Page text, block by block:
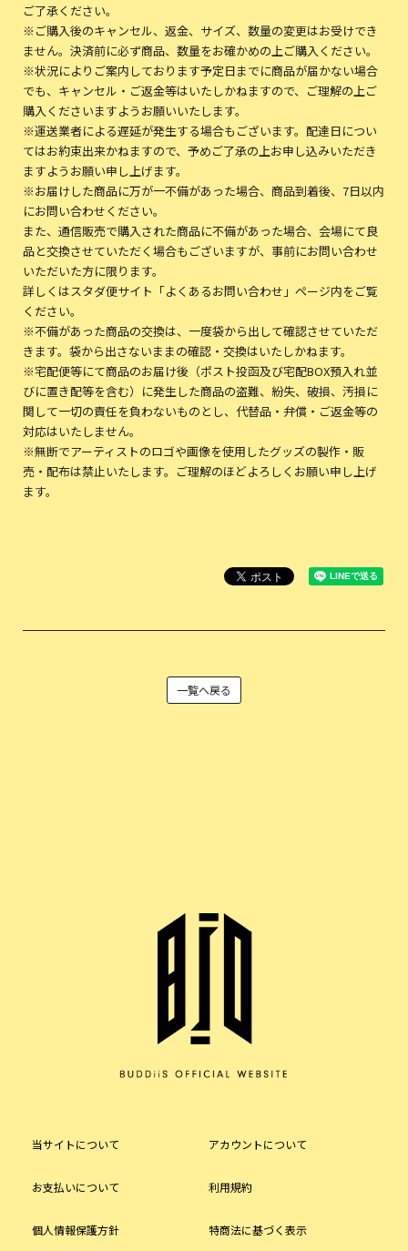
ご了承ください。
※ご購入後のキャンセル、返金、サイズ、数量の変更はお受けでき
ません。決済前に必ず商品、数量をお確かめの上ご購入ください。
※状況によりご案内しております予定日までに商品が届かない場合
でも、キャンセル・ご返金等はいたしかねますので、ご理解の上ご
購入くださいますようお願いいたします。
※運送業者による遅延が発生する場合もございます。配達日につい
てはお約束出来かねますので、予めご了承の上お申し込みいただき
ますようお願い申し上げます。
※お届けした商品に万が一不備があった場合、商品到着後、7日以内
にお問い合わせください。
また、通信販売で購入された商品に不備があった場合、会場にて良
品と交換させていただく場合もございますが、事前にお問い合わせ
いただいた方に限ります。
詳しくはスタダ便サイト「よくあるお問い合わせ」ページ内をご覧
ください。
※不備があった商品の交換は、一度袋から出して確認させていただ
きます。袋から出さないままの確認・交換はいたしかねます。
※宅配便等にて商品のお届け後（ポスト投函及び宅配BOX預入れ並
びに置き配等を含む）に発生した商品の盗難、紛失、破損、汚損に
関して一切の責任を負わないものとし、代替品・弁償・ご返金等の
対応はいたしません。
※無断でアーティストのロゴや画像を使用したグッズの製作・販
売・配布は禁止いたします。ご理解のほどよろしくお願い申し上げ
ます。
一覧へ戻る
当サイトについて アカウントについて
お支払いについて 利用規約
個人情報保護方針 特商法に基づく表示